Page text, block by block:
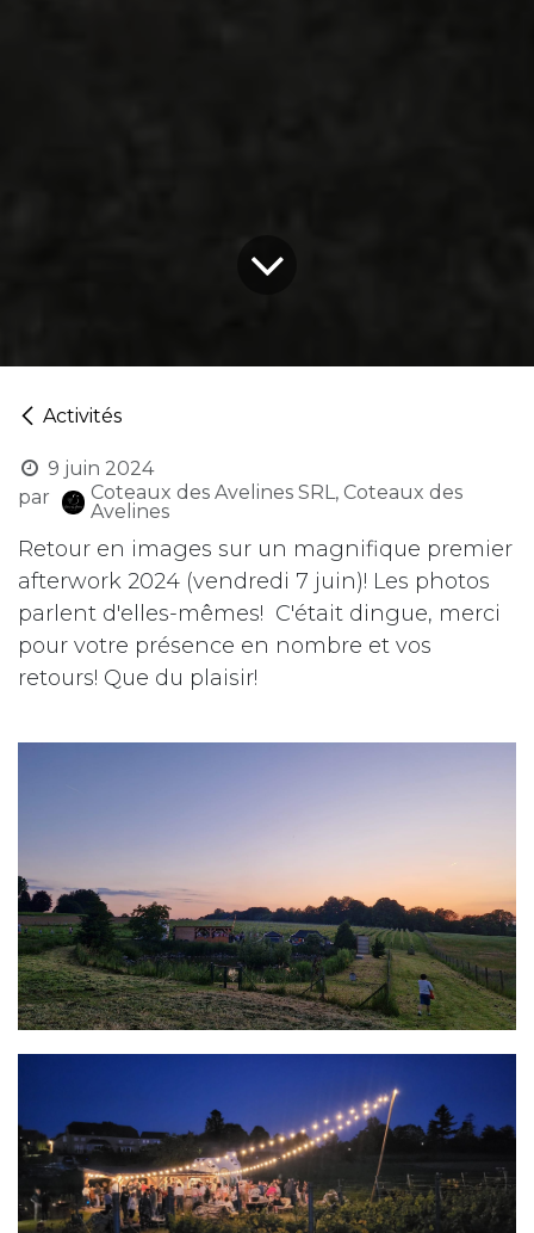
Activités
9 juin 2024
par
Coteaux des Avelines SRL, Coteaux des
Avelines
Retour en images sur un magnifique premier
afterwork 2024 (vendredi 7 juin)! Les photos
parlent d'elles-mêmes! C'était dingue, merci
pour votre présence en nombre et vos
retours! Que du plaisir!